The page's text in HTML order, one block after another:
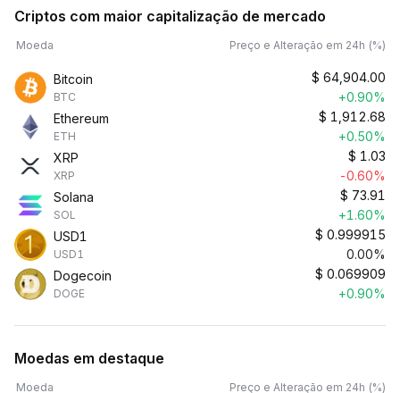
Criptos com maior capitalização de mercado
Moeda Preço e Alteração em 24h (%)
Bitcoin
BTC
$ 64,904.00
+0.90%
Ethereum
ETH
$ 1,912.68
+0.50%
XRP
XRP
$ 1.03
-0.60%
Solana
SOL
$ 73.91
+1.60%
USD1
USD1
$ 0.999915
0.00%
Dogecoin
DOGE
$ 0.069909
+0.90%
Moedas em destaque
Moeda Preço e Alteração em 24h (%)